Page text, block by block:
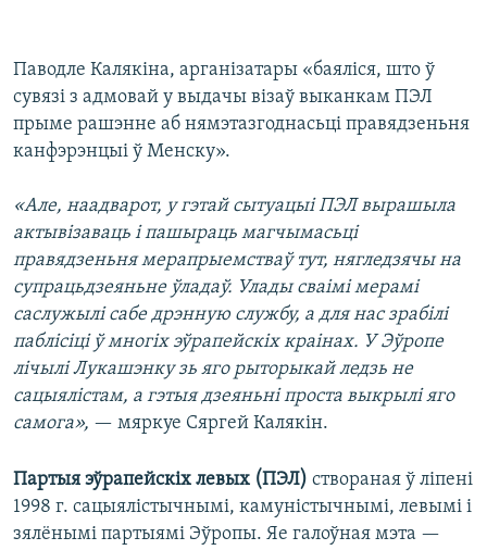
Паводле Калякіна, арганізатары «баяліся, што ў
сувязі з адмовай у выдачы візаў выканкам ПЭЛ
прыме рашэнне аб нямэтазгоднасьці правядзеньня
канфэрэнцыі ў Менску».
«Але, наадварот, у гэтай сытуацыі ПЭЛ вырашыла
актывізаваць і пашыраць магчымасьці
правядзеньня мерапрыемстваў тут, нягледзячы на
супрацьдзеяньне ўладаў. Улады сваімі мерамі
саслужылі сабе дрэнную службу, а для нас зрабілі
паблісіці ў многіх эўрапейскіх краінах. У Эўропе
лічылі Лукашэнку зь яго рыторыкай ледзь не
сацыялістам, а гэтыя дзеяньні проста выкрылі яго
самога», — мяркуе Сяргей Калякін.
Партыя эўрапейскіх левых (ПЭЛ) створаная ў ліпені
1998 г. сацыялістычнымі, камуністычнымі, левымі і
зялёнымі партыямі Эўропы. Яе галоўная мэта —